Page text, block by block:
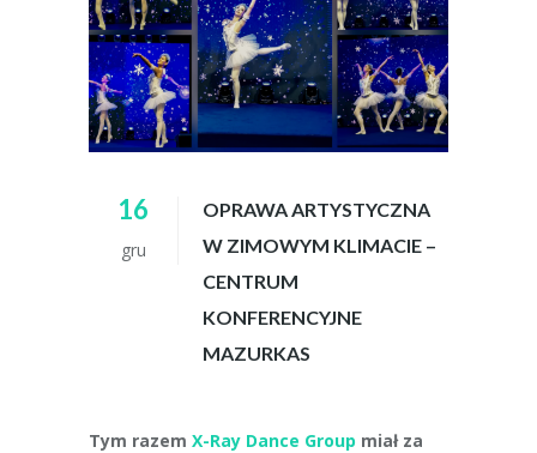
16
gru
OPRAWA ARTYSTYCZNA
W ZIMOWYM KLIMACIE –
CENTRUM
KONFERENCYJNE
MAZURKAS
Tym razem X-Ray Dance Group miał za